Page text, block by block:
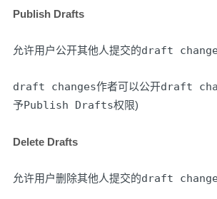
Publish Drafts
允许用户公开其他人提交的draft
draft changes作者可以公开draft
予Publish Drafts权限)
Delete Drafts
允许用户删除其他人提交的draft